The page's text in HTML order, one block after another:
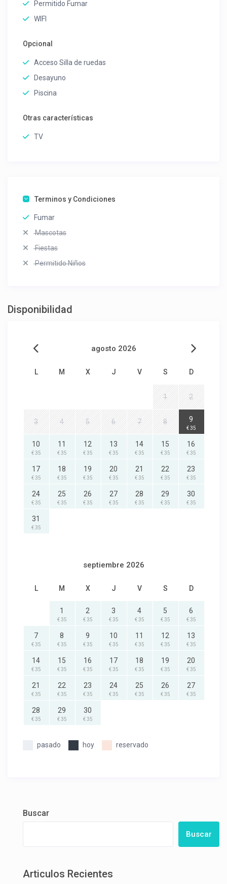
Permitido Fumar
WIFI
Opcional
Acceso Silla de ruedas
Desayuno
Piscina
Otras características
TV
Terminos y Condiciones
Fumar
Mascotas
Fiestas
Permitido Niños
Disponibilidad
agosto 2026
L M X J V S D
1 2
3 4 5 6 7 8 9
€ 35
10
€ 35
11
€ 35
12
€ 35
13
€ 35
14
€ 35
15
€ 35
16
€ 35
17
€ 35
18
€ 35
19
€ 35
20
€ 35
21
€ 35
22
€ 35
23
€ 35
24
€ 35
25
€ 35
26
€ 35
27
€ 35
28
€ 35
29
€ 35
30
€ 35
31
€ 35
septiembre 2026
L M X J V S D
1
€ 35
2
€ 35
3
€ 35
4
€ 35
5
€ 35
6
€ 35
7
€ 35
8
€ 35
9
€ 35
10
€ 35
11
€ 35
12
€ 35
13
€ 35
14
€ 35
15
€ 35
16
€ 35
17
€ 35
18
€ 35
19
€ 35
20
€ 35
21
€ 35
22
€ 35
23
€ 35
24
€ 35
25
€ 35
26
€ 35
27
€ 35
28
€ 35
29
€ 35
30
€ 35
pasado hoy reservado
Buscar
Buscar
Articulos Recientes